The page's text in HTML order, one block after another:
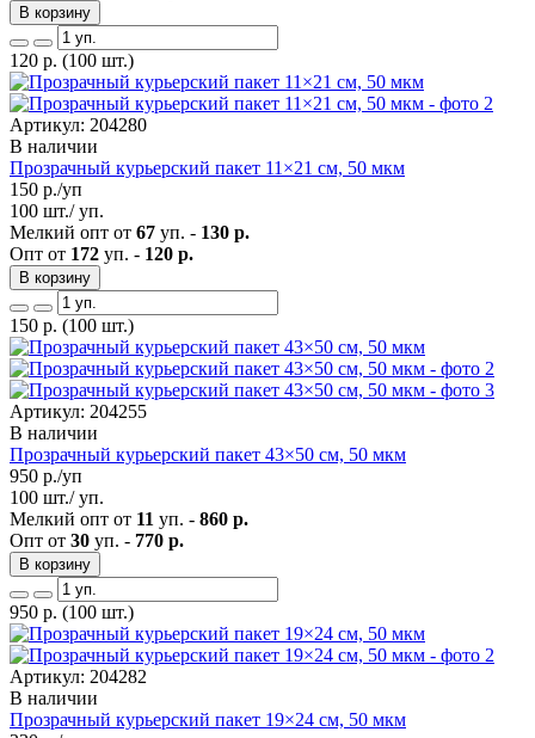
В корзину
120 р. (100 шт.)
Артикул: 204280
В наличии
Прозрачный курьерский пакет 11×21 см, 50 мкм
150 р./уп
100 шт./ уп.
Мелкий опт от 67 уп. - 130 р.
Опт от 172 уп. - 120 р.
В корзину
150 р. (100 шт.)
Артикул: 204255
В наличии
Прозрачный курьерский пакет 43×50 см, 50 мкм
950 р./уп
100 шт./ уп.
Мелкий опт от 11 уп. - 860 р.
Опт от 30 уп. - 770 р.
В корзину
950 р. (100 шт.)
Артикул: 204282
В наличии
Прозрачный курьерский пакет 19×24 см, 50 мкм